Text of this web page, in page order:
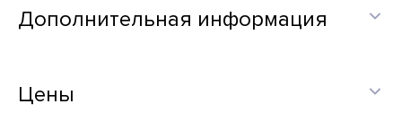
Дополнительная информация
Цены